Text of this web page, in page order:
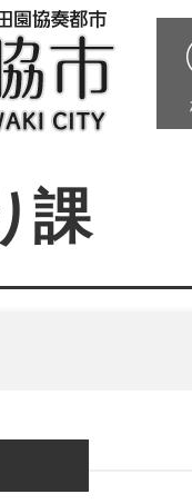
課